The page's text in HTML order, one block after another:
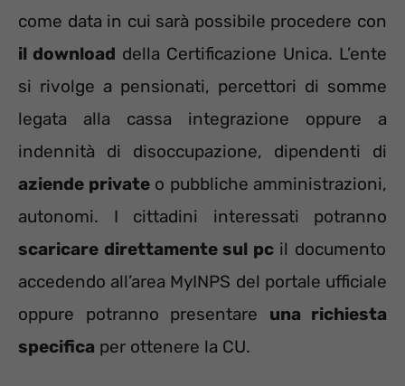
come data in cui sarà possibile procedere con
il download della Certificazione Unica. L’ente
si rivolge a pensionati, percettori di somme
legata alla cassa integrazione oppure a
indennità di disoccupazione, dipendenti di
aziende privateo pubbliche amministrazioni,
autonomi. I cittadini interessati potranno
scaricare direttamente sul pcil documento
accedendo all’area MyINPS del portale ufficiale
oppure potranno presentare una richiesta
specifica per ottenere la CU.